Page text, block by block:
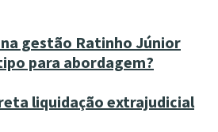
gestão Ratinho Júnior
para abordagem?
liquidação extrajudicial